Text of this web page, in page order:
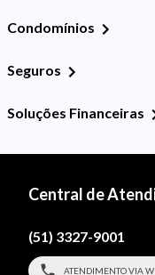
Condomínios
Seguros
Soluções Financeiras
Central de
(51) 3327-9001
ATENDIMENTO VIA